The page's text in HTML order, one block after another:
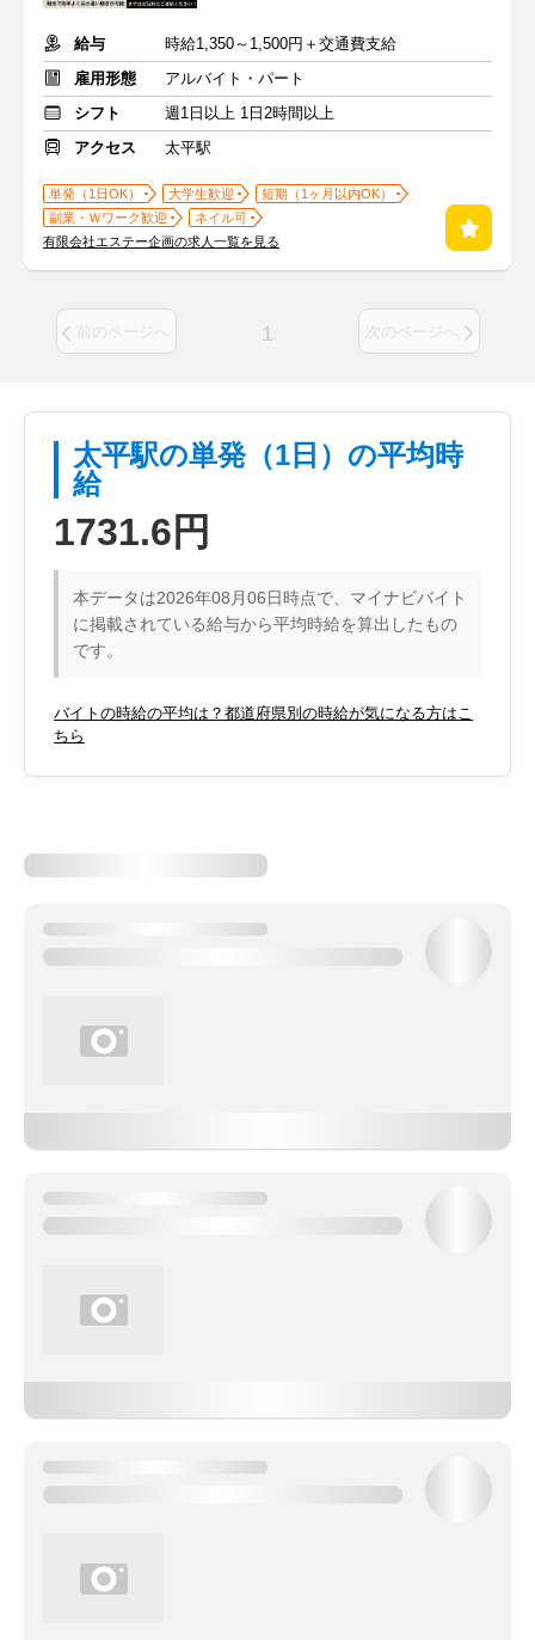
給与
時給1,350～1,500円＋交通費支給
雇用形態
アルバイト・パート
シフト
週1日以上 1日2時間以上
アクセス
太平駅
単発（1日OK） 大学生歓迎
短期（1ヶ月以内OK）
副業・Ｗワーク歓迎
ネイル可
有限会社エステー企画の求人一覧を見る
前のページへ 1 次のページへ
太平駅の単発（1日）の平均時
給
1731.6円
本データは2026年08月06日時点で、マイナビバイト
に掲載されている給与から平均時給を算出したもの
です。
バイトの時給の平均は？都道府県別の時給が気になる方はこ
ちら